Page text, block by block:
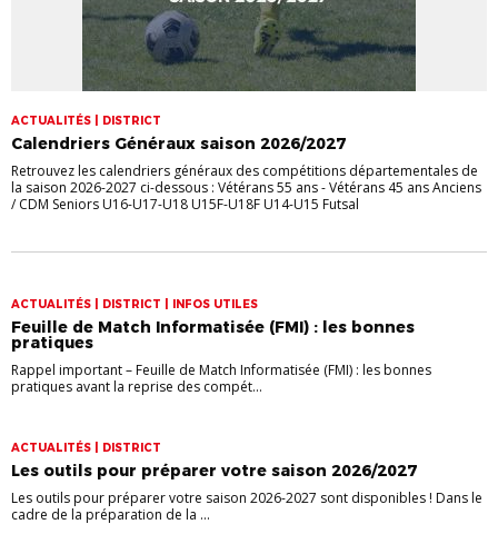
ACTUALITÉS | DISTRICT
Calendriers Généraux saison 2026/2027
Retrouvez les calendriers généraux des compétitions départementales de
la saison 2026-2027 ci-dessous : Vétérans 55 ans - Vétérans 45 ans Anciens
/ CDM Seniors U16-U17-U18 U15F-U18F U14-U15 Futsal
ACTUALITÉS | DISTRICT | INFOS UTILES
Feuille de Match Informatisée (FMI) : les bonnes
pratiques
Rappel important – Feuille de Match Informatisée (FMI) : les bonnes
pratiques avant la reprise des compét...
ACTUALITÉS | DISTRICT
Les outils pour préparer votre saison 2026/2027
Les outils pour préparer votre saison 2026-2027 sont disponibles ! Dans le
cadre de la préparation de la ...